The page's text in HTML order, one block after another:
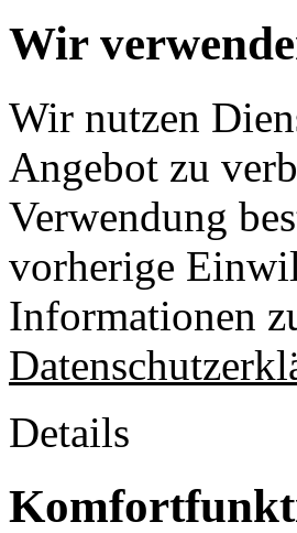
Wir
Wir nutzen
Angebot zu
Verwendung
vorherige
Informationen
Details